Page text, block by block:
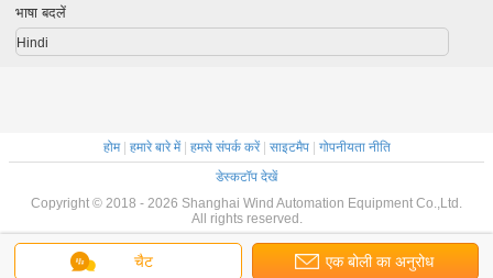
चैट एक बोली का अनुरोध
भाषा बदलें
Hindi
होम| हमारे बारे में| हमसे संपर्क करें| साइटमैप| गोपनीयता नीति
डेस्कटॉप देखें
Copyright © 2018 - 2026 Shanghai Wind Automation Equipment Co.,Ltd.
All rights reserved.